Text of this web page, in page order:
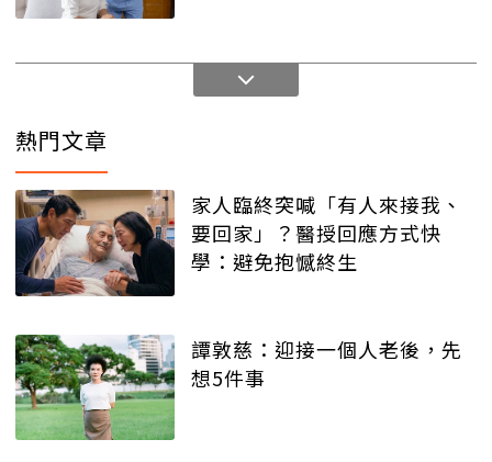
熱門文章
家人臨終突喊「有人來接我、
要回家」？醫授回應方式快
學：避免抱憾終生
譚敦慈：迎接一個人老後，先
想5件事